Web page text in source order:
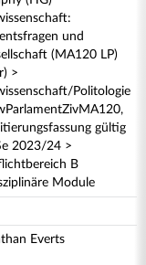
und
(MA120 LP)
>
Politologie
gültig
2023/24 >
B
Module
Everts